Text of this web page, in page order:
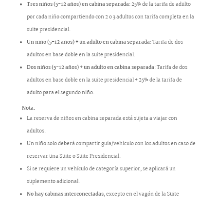
Tres niños (5-12 años) en cabina separada: 25% de la tarifa de adulto
por cada niño compartiendo con 2 o 3 adultos con tarifa completa en la
suite presidencial.
Un niño (5-12 años) + un adulto en cabina separada: Tarifa de dos
adultos en base doble en la suite presidencial.
Dos niños (5-12 años) + un adulto en cabina separada: Tarifa de dos
adultos en base doble en la suite presidencial + 25% de la tarifa de
adulto para el segundo niño.
Nota:
La reserva de niños en cabina separada está sujeta a viajar con
adultos.
Un niño solo deberá compartir guía/vehículo con los adultos en caso de
reservar una Suite o Suite Presidencial.
Si se requiere un vehículo de categoría superior, se aplicará un
suplemento adicional.
No hay cabinas interconectadas, excepto en el vagón de la Suite